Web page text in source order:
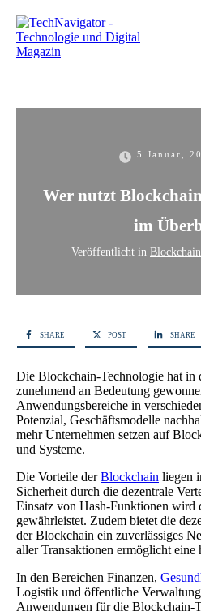
5 Januar,
Wer nutzt
im
Veröffentlicht in Blockchain
SHARE POST SHARE
Die Blockchain-Technologie hat in
zunehmend an Bedeutung
Anwendungsbereiche in
Potenzial, Geschäftsmodelle
mehr Unternehmen setzen auf
und Systeme.
Die Vorteile derBlockchain liegen
Sicherheit durch die dezentrale
Einsatz von Hash-Funktionen wird
gewährleistet. Zudem bietet die
der Blockchain ein zuverlässiges
aller Transaktionen ermöglicht eine
In den Bereichen Finanzen,
Logistik und öffentliche
Anwendungen für die Blockchain-